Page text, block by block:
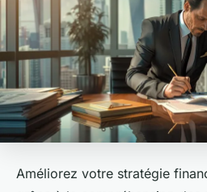
Améliorez votre stratégie